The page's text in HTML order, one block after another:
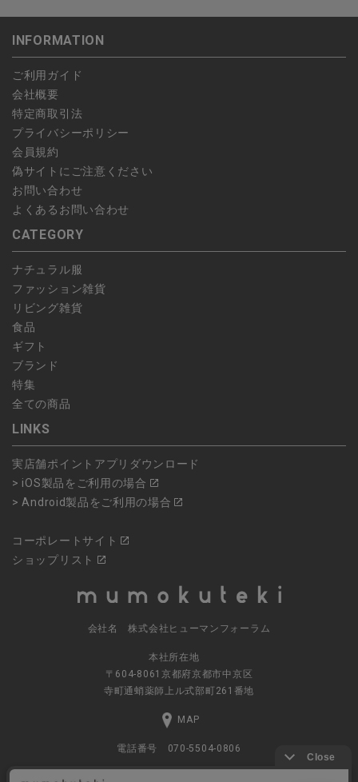
します。
予約商品など一部キャンセルが出来ない場合がございます。あら
かじめご了承ください。
こちら よりご依頼ください。
INFORMATION
ご利用ガイド
会社概要
特定商取引法
プライバシーポリシー
会員規約
偽サイトにご注意ください
お問い合わせ
よくあるお問い合わせ
CATEGORY
ナチュラル服
ファッション雑貨
リビング雑貨
食品
ギフト
ブランド
特集
全ての商品
LINKS
実店舗ポイントアプリダウンロード
> iOS製品をご利用の場合
> Android製品をご利用の場合
コーポレートサイト
ショップリスト
会社名 株式会社ヒューマンフォーラム
本社所在地
〒604-8061京都府京都市中京区
寺町通蛸薬師上ル式部町261番地
MAP
電話番号 070-5504-0806
営業時間 11:00～17:30（土日休業）